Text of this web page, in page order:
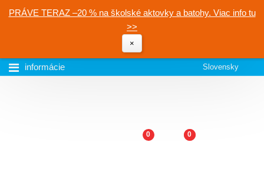
PRÁVE TERAZ –20 % na školské aktovky a batohy. Viac info tu
>>
×
informácie Slovensky
0 0